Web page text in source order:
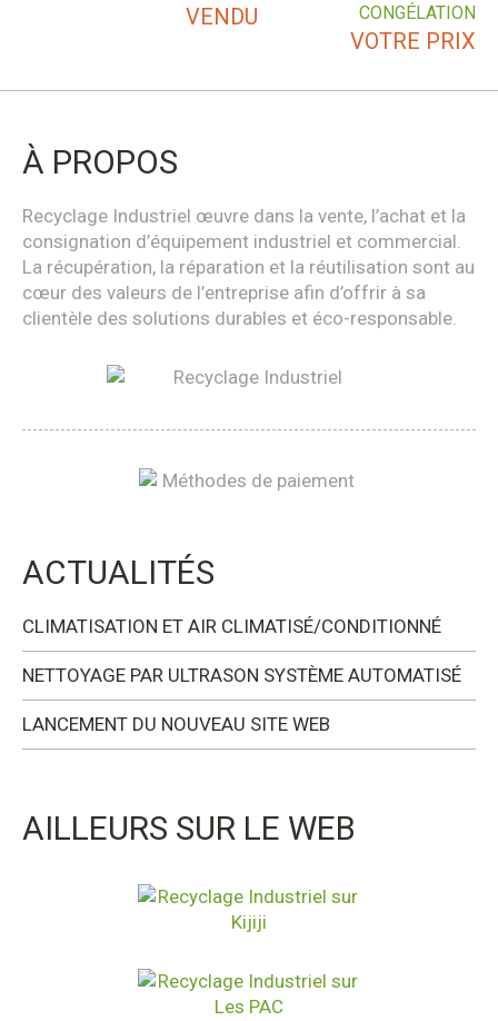
CONGÉLATION
VOTRE PRIX
VENDU
À PROPOS
Recyclage Industriel œuvre dans la vente, l’achat et la
consignation d’équipement industriel et commercial.
La récupération, la réparation et la réutilisation sont au
cœur des valeurs de l’entreprise afin d’offrir à sa
clientèle des solutions durables et éco-responsable.
ACTUALITÉS
CLIMATISATION ET AIR CLIMATISÉ/CONDITIONNÉ
NETTOYAGE PAR ULTRASON SYSTÈME AUTOMATISÉ
LANCEMENT DU NOUVEAU SITE WEB
AILLEURS SUR LE WEB